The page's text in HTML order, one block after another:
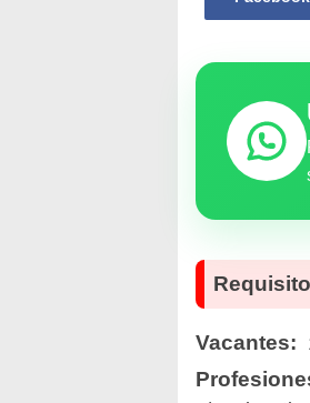
Vacantes: